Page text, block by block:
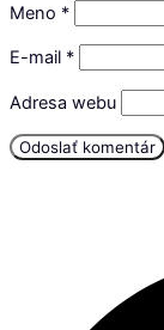
Meno *
E-mail *
Adresa webu